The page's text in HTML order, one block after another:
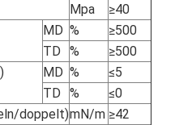
Mpa
≥40
MD %
≥500
TD
%
≥500
MD %
≤5
TD
%
≤0
doppelt)mN/m ≥42